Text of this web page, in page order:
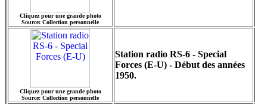
Cliquez pour une grande photo
Source: Collection personnelle
Cliquez pour une grande photo
Source: Collection personnelle
Station radio RS-6 - Special
Forces (E-U) - Début des années
1950.